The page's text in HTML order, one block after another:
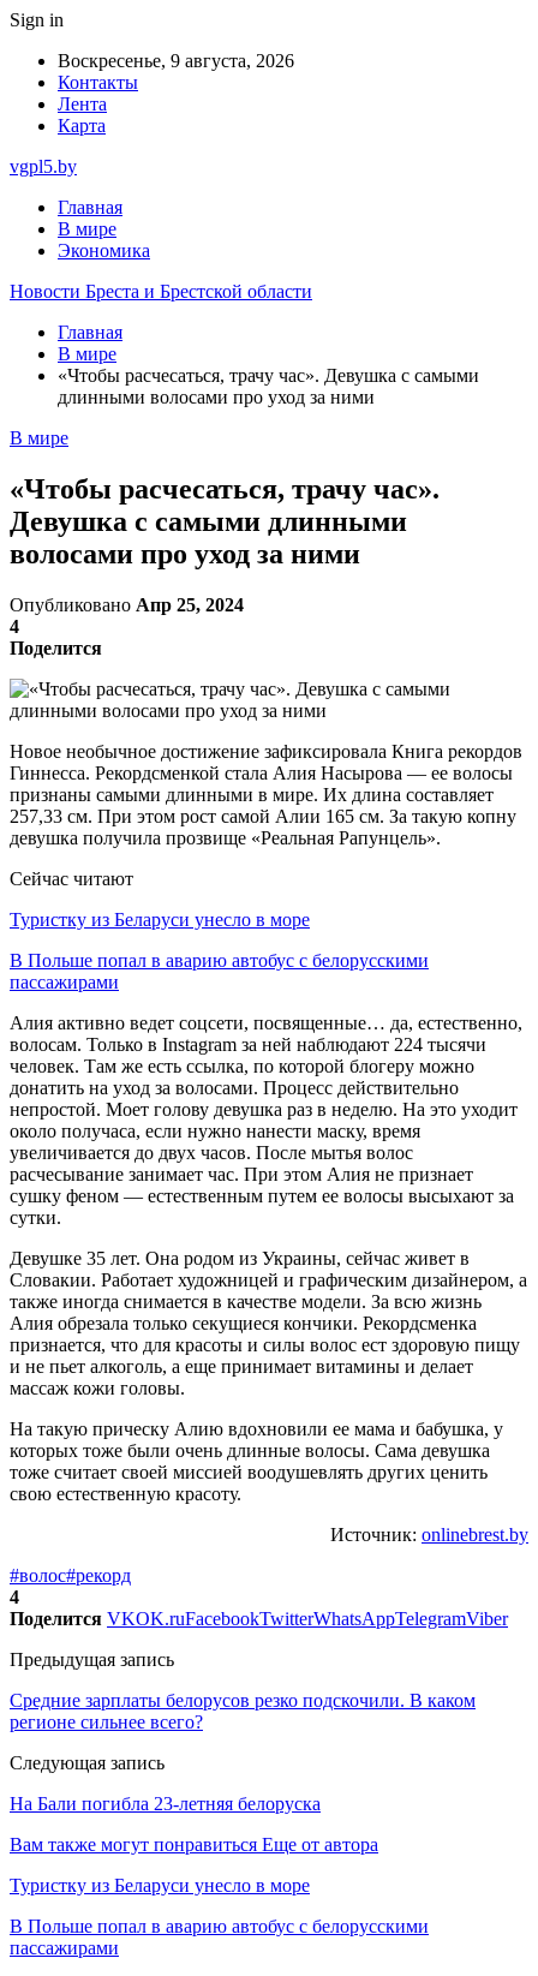
Sign in
Воскресенье, 9 августа, 2026
Контакты
Лента
Карта
vgpl5.by
Главная
В мире
Экономика
Новости Бреста и Брестской области
Главная
В мире
«Чтобы расчесаться, трачу час». Девушка с самыми
длинными волосами про уход за ними
В мире
«Чтобы расчесаться, трачу час».
Девушка с самыми длинными
волосами про уход за ними
Опубликовано Апр 25, 2024
4
Поделится
Новое необычное достижение зафиксировала Книга рекордов
Гиннесса. Рекордсменкой стала Алия Насырова — ее волосы
признаны самыми длинными в мире. Их длина составляет
257,33 см. При этом рост самой Алии 165 см. За такую копну
девушка получила прозвище «Реальная Рапунцель».
Сейчас читают
Туристку из Беларуси унесло в море
В Польше попал в аварию автобус с белорусскими
пассажирами
Алия активно ведет соцсети, посвященные… да, естественно,
волосам. Только в Instagram за ней наблюдают 224 тысячи
человек. Там же есть ссылка, по которой блогеру можно
донатить на уход за волосами. Процесс действительно
непростой. Моет голову девушка раз в неделю. На это уходит
около получаса, если нужно нанести маску, время
увеличивается до двух часов. После мытья волос
расчесывание занимает час. При этом Алия не признает
сушку феном — естественным путем ее волосы высыхают за
сутки.
Девушке 35 лет. Она родом из Украины, сейчас живет в
Словакии. Работает художницей и графическим дизайнером, а
также иногда снимается в качестве модели. За всю жизнь
Алия обрезала только секущиеся кончики. Рекордсменка
признается, что для красоты и силы волос ест здоровую пищу
и не пьет алкоголь, а еще принимает витамины и делает
массаж кожи головы.
На такую прическу Алию вдохновили ее мама и бабушка, у
которых тоже были очень длинные волосы. Сама девушка
тоже считает своей миссией воодушевлять других ценить
свою естественную красоту.
Источник: onlinebrest.by
#волос#рекорд
4
Поделится VKOK.ruFacebookTwitterWhatsAppTelegramViber
Предыдущая запись
Средние зарплаты белорусов резко подскочили. В каком
регионе сильнее всего?
Следующая запись
На Бали погибла 23-летняя белоруска
Вам также могут понравиться Еще от автора
Туристку из Беларуси унесло в море
В Польше попал в аварию автобус с белорусскими
пассажирами